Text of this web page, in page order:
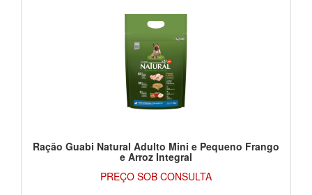
Ração Guabi Natural Adulto Mini e Pequeno Frango
e Arroz Integral
PREÇO SOB CONSULTA